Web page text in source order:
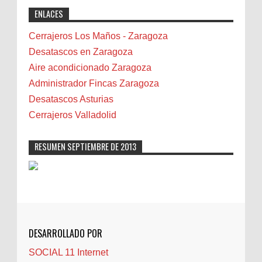
professional solutions. Highly recommended!"
Bicicletas
Bilbao
Biota
Camareta
Cáncer
Carmela Sauras
Carnavales
Castellón
Cerrajeros
Cocinas
Comentarios de la afición
ENLACES
Cerrajeros Los Maños - Zaragoza
Desatascos en Zaragoza
Aire acondicionado Zaragoza
Administrador Fincas Zaragoza
Desatascos Asturias
Cerrajeros Valladolid
RESUMEN SEPTIEMBRE DE 2013
DESARROLLADO POR
SOCIAL 11 Internet